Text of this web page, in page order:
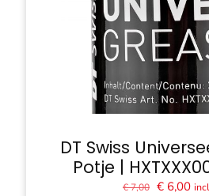
DT Swiss
Potje |
€7,00 € 6,00